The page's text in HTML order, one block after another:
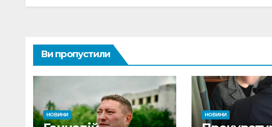
Ви пропустили
НОВИНИ НОВИНИ